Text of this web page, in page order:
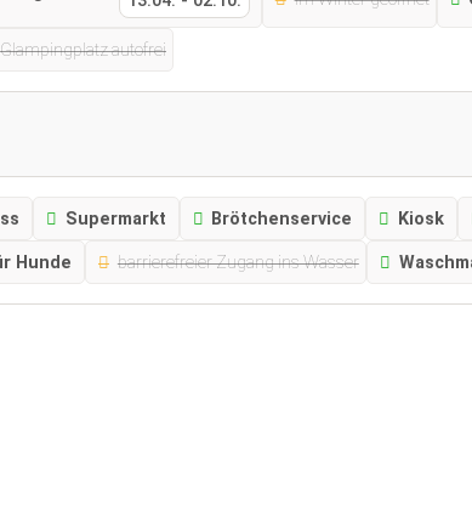
Glampingplatz autofrei
Supermarkt Brötchenservice Kiosk
Hunde barrierefreier Zugang ins Wasser